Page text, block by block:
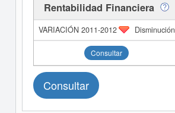
Rentabilidad Financiera
Disminución
Consultar
Consultar